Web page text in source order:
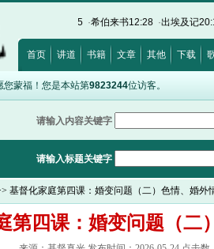
希伯来书12:28·出埃及记20:17·
首页 讲道 书籍 文章 其他 下载
蒙福！您是本站第9823244位访客。
请输入内容关键字
请输入标题关键字
基督化家庭第四课：婚变问题（二）色情、婚外
第四课：婚变问题（二